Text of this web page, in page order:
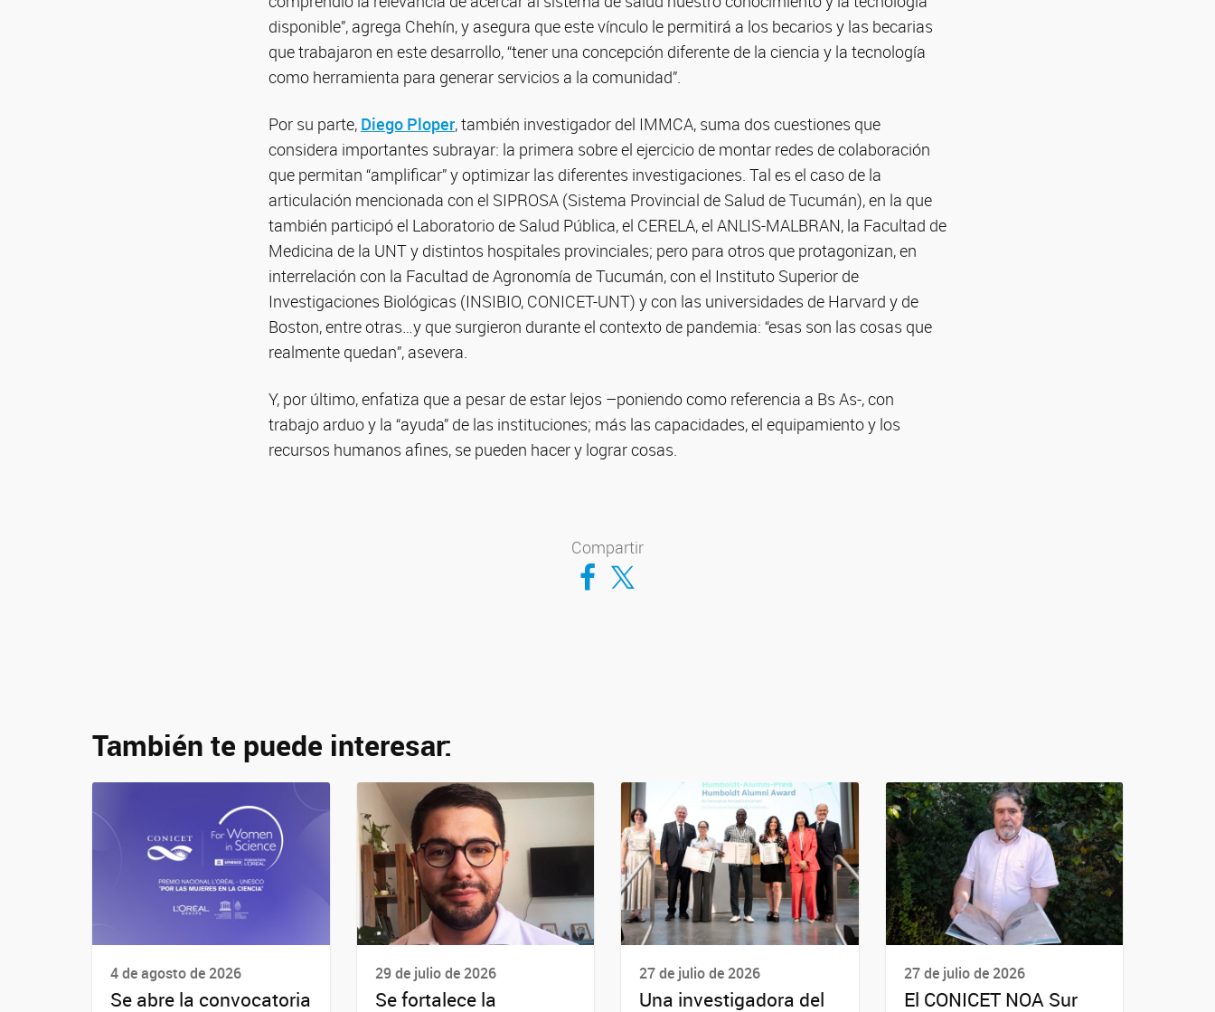
disponible”, agrega Chehín, y asegura que este vínculo le permitirá a los becarios y las becarias
que trabajaron en este desarrollo, “tener una concepción diferente de la ciencia y la tecnología
como herramienta para generar servicios a la comunidad”.
Por su parte, Diego Ploper, también investigador del IMMCA, suma dos cuestiones que
considera importantes subrayar: la primera sobre el ejercicio de montar redes de colaboración
que permitan “amplificar” y optimizar las diferentes investigaciones. Tal es el caso de la
articulación mencionada con el SIPROSA (Sistema Provincial de Salud de Tucumán), en la que
también participó el Laboratorio de Salud Pública, el CERELA, el ANLIS-MALBRAN, la Facultad de
Medicina de la UNT y distintos hospitales provinciales; pero para otros que protagonizan, en
interrelación con la Facultad de Agronomía de Tucumán, con el Instituto Superior de
Investigaciones Biológicas (INSIBIO, CONICET-UNT) y con las universidades de Harvard y de
Boston, entre otras…y que surgieron durante el contexto de pandemia: “esas son las cosas que
realmente quedan”, asevera.
Y, por último, enfatiza que a pesar de estar lejos –poniendo como referencia a Bs As-, con
trabajo arduo y la “ayuda” de las instituciones; más las capacidades, el equipamiento y los
recursos humanos afines, se pueden hacer y lograr cosas.
Compartir
Compartir en Facebook
Compartir en Twitter
También te puede interesar:
4 de agosto de 2026
Se abre la convocatoria
29 de julio de 2026
Se fortalece la
27 de julio de 2026
Una investigadora del
27 de julio de 2026
El CONICET NOA Sur